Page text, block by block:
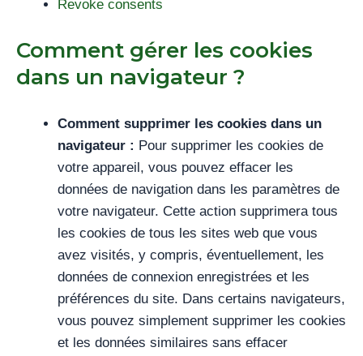
Revoke consents
Comment gérer les cookies
dans un navigateur ?
Comment supprimer les cookies dans un
navigateur : Pour supprimer les cookies de
votre appareil, vous pouvez effacer les
données de navigation dans les paramètres de
votre navigateur. Cette action supprimera tous
les cookies de tous les sites web que vous
avez visités, y compris, éventuellement, les
données de connexion enregistrées et les
préférences du site. Dans certains navigateurs,
vous pouvez simplement supprimer les cookies
et les données similaires sans effacer